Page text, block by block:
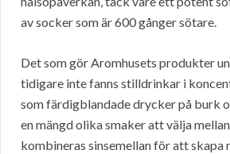
av socker som är 600 gånger sötare.
Det som gör Aromhusets produkter
tidigare inte fanns stilldrinkar i
som färdigblandade drycker på burk
en mängd olika smaker att välja
kombineras sinsemellan för att skapa